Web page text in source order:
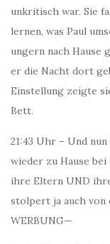
unkritisch war. Sie
lernen, was Paul
ungern nach Hause
er die Nacht dort
Einstellung zeigte
Bett.
21:43 Uhr – Und nun
wieder zu Hause
ihre Eltern UND
stolpert ja auch
WERBUNG—